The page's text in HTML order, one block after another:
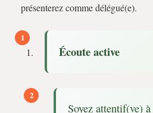
présenterez comme délégué(e).
Écoute active
Soyez attentif(ve)